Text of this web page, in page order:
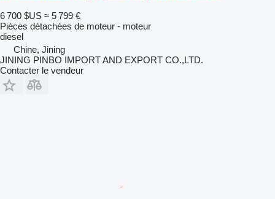
6 700 $US ≈ 5 799 €
Pièces détachées de moteur - moteur
diesel
Chine, Jining
JINING PINBO IMPORT AND EXPORT CO.,LTD.
Contacter le vendeur